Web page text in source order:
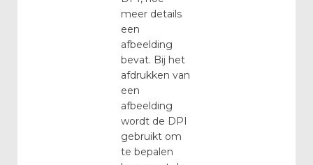
meer details
een
afbeelding
bevat. Bij het
afdrukken van
een
afbeelding
wordt de DPI
gebruikt om
te bepalen